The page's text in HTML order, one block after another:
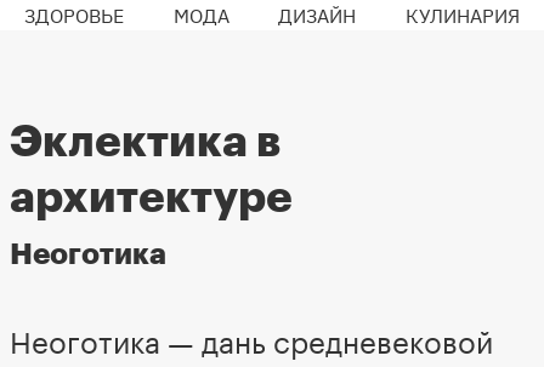
ЗДОРОВЬЕ
МОДА ДИЗАЙН КУЛИНАРИЯ
Эклектика в
архитектуре
Неоготика
Неоготика — дань средневековой